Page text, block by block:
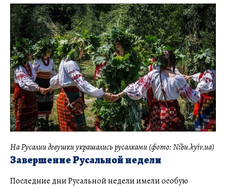
На Русалии девушки украшались русалками (фото: Nibu.kyiv.ua)
Завершение Русальной недели
Последние дни Русальной недели имели особую